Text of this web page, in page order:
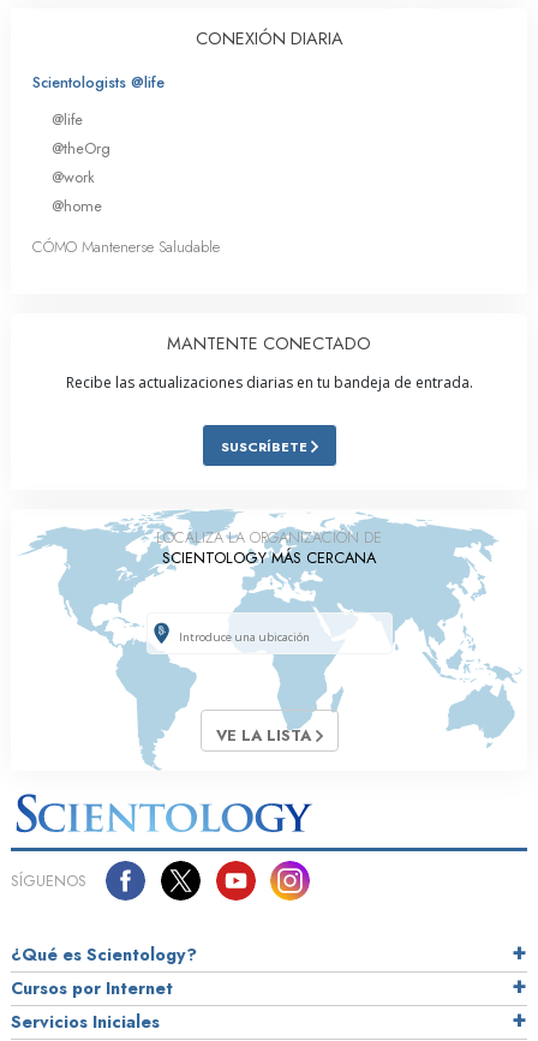
CONEXIÓN DIARIA
Scientologists @life
@life
@theOrg
@work
@home
CÓMO Mantenerse Saludable
MANTENTE CONECTADO
Recibe las actualizaciones diarias en tu bandeja de entrada.
SUSCRÍBETE
LOCALIZA LA ORGANIZACIÓN DE
SCIENTOLOGY MÁS CERCANA
VE LA LISTA
SÍGUENOS
¿Qué es Scientology?
Cursos por Internet
Servicios Iniciales